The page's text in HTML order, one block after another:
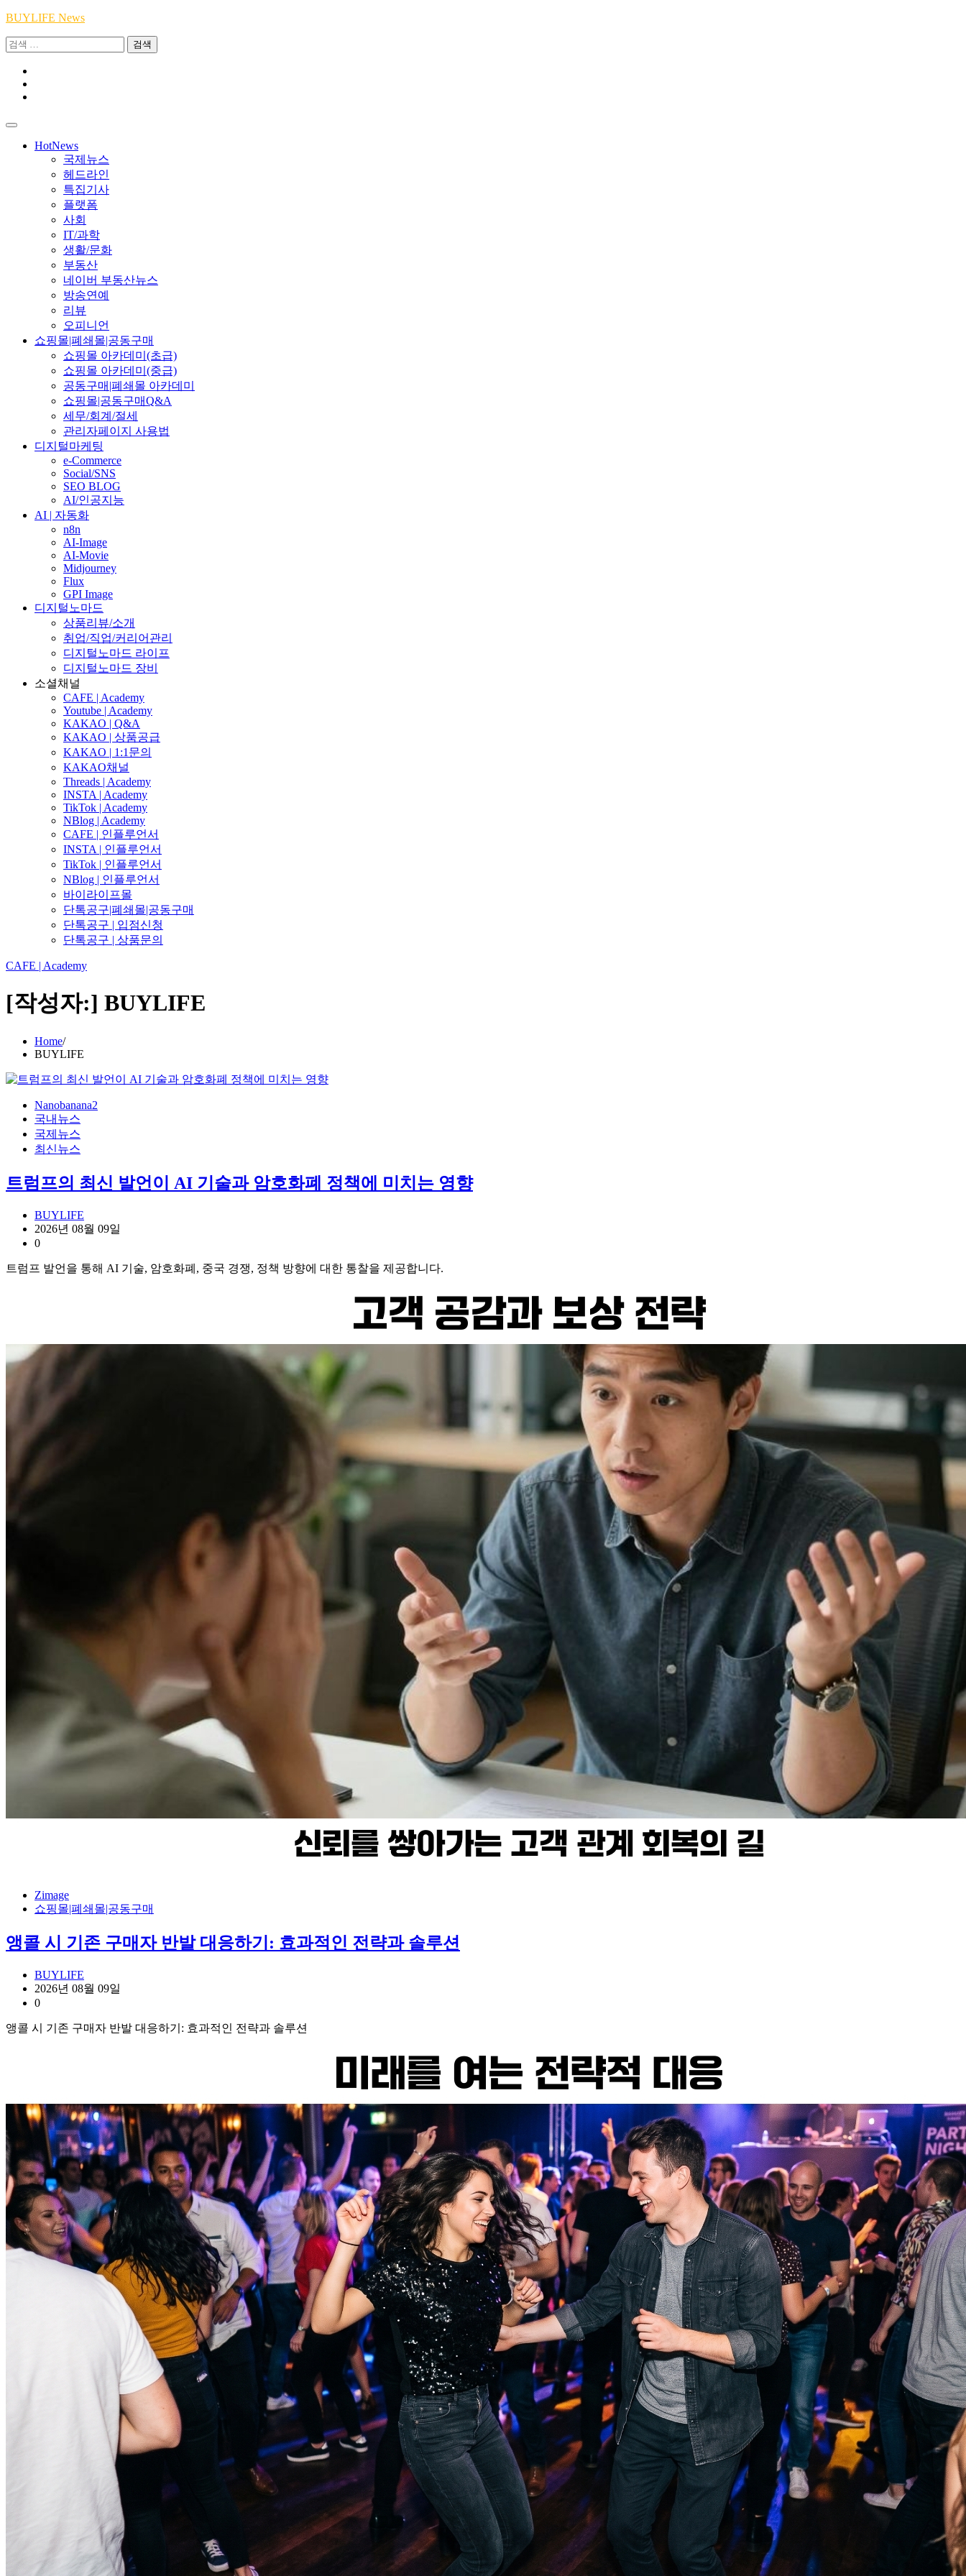
Skip
content
BUYLIFE News
검
HotNews
국제뉴스
헤드라인
특집기사
플랫폼
사회
IT/과학
생활/문화
부동산
네이버 부동산뉴스
방송연예
리뷰
오피니언
쇼핑몰|폐쇄몰|공동구매
쇼핑몰 아카데미(초급)
쇼핑몰 아카데미(중급)
공동구매|폐쇄몰 아카데미
쇼핑몰|공동구매Q&A
세무/회계/절세
관리자페이지 사용법
디지털마케팅
e-Commerce
Social/SNS
SEO BLOG
AI/인공지능
AI | 자동화
n8n
AI-Image
AI-Movie
Midjourney
Flux
GPI Image
디지털노마드
상품리뷰/소개
취업/직업/커리어관리
디지털노마드 라이프
디지털노마드 장비
소셜채널
CAFE | Academy
Youtube | Academy
KAKAO | Q&A
KAKAO | 상품공급
KAKAO | 1:1문의
KAKAO채널
Threads | Academy
INSTA | Academy
TikTok | Academy
NBlog | Academy
CAFE | 인플루언서
INSTA | 인플루언서
TikTok | 인플루언서
NBlog | 인플루언서
바이라이프몰
단톡공구|폐쇄몰|공동구매
단톡공구 | 입점신청
단톡공구 | 상품문의
CAFE | Academy
[작성자:] BUYLIFE
Home
BUYLIFE
Nanobanana2
국내뉴스
국제뉴스
최신뉴스
트럼프의 최신 발언이 AI 기술과 암호화폐 정책에 미치는 영향
BUYLIFE
2026년 08월 09일
0
트럼프 발언을 통해 AI 기술, 암호화폐, 중국 경쟁, 정책 방향에 대한 통찰을 제공합니다.
Zimage
쇼핑몰|폐쇄몰|공동구매
앵콜 시 기존 구매자 반발 대응하기: 효과적인 전략과 솔루션
BUYLIFE
2026년 08월 09일
0
앵콜 시 기존 구매자 반발 대응하기: 효과적인 전략과 솔루션